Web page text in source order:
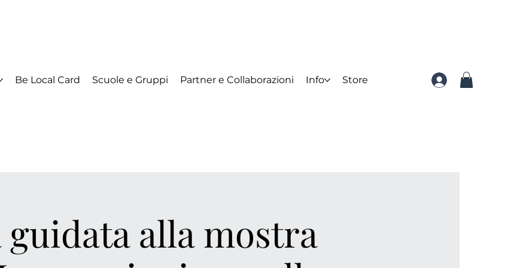
Be Local Card Scuole e Gruppi Partner e Collaborazioni Info Store
alla mostra